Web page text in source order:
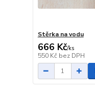
Stěrka na vodu
666 Kč/ks
550 Kč bez DPH